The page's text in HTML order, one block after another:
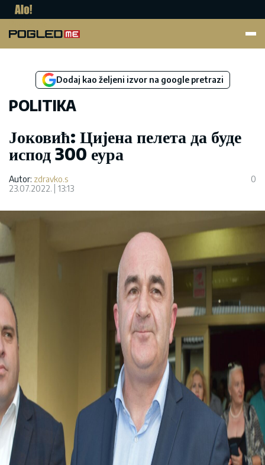
Dodaj kao željeni izvor na google pretrazi
POLITIKA
Јоковић: Цијена пелета да буде
испод 300 еура
Autor: zdravko.s
23.07.2022.
13:13
0